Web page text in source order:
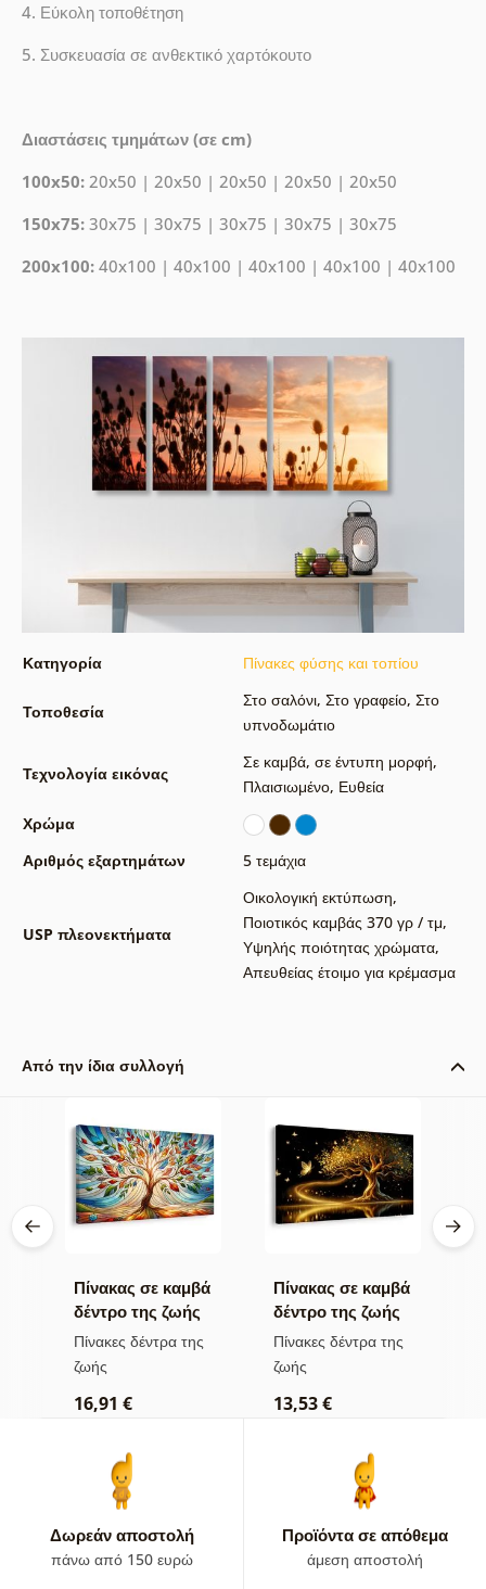
4. Εύκολη τοποθέτηση
5. Συσκευασία σε ανθεκτικό χαρτόκουτο
Διαστάσεις τμημάτων (σε cm)
100x50:20x50 | 20x50 | 20x50 | 20x50 | 20x50
150x75:30x75 | 30x75 | 30x75 | 30x75 | 30x75
200x100:40x100 | 40x100 | 40x100 | 40x100 | 40x100
Κατηγορία Πίνακες φύσης και τοπίου
Τοποθεσία
Στο σαλόνι, Στο γραφείο, Στο
υπνοδωμάτιο
Τεχνολογία εικόνας
Σε καμβά, σε έντυπη μορφή,
Πλαισιωμένο, Ευθεία
Χρώμα
Αριθμός εξαρτημάτων
5 τεμάχια
USP πλεονεκτήματα
Οικολογική εκτύπωση,
Ποιοτικός καμβάς 370 γρ / τμ,
Υψηλής ποιότητας χρώματα,
Απευθείας έτοιμο για κρέμασμα
Από την ίδια συλλογή
Πίνακας σε καμβά
δέντρο της ζωής
σε πολύχρωμο
βιτρό
Πίνακες δέντρα της
ζωής
16,91 €
Πίνακας σε καμβά
δέντρο της ζωής
χρυσή μαγεία
Πίνακες δέντρα της
ζωής
13,53 €
Δωρεάν αποστολή
πάνω από 150 ευρώ
Προϊόντα σε απόθεμα
άμεση αποστολή